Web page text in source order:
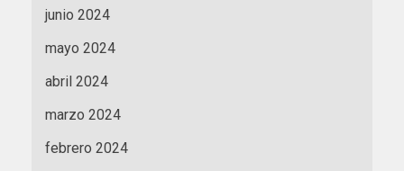
junio 2024
mayo 2024
abril 2024
marzo 2024
febrero 2024